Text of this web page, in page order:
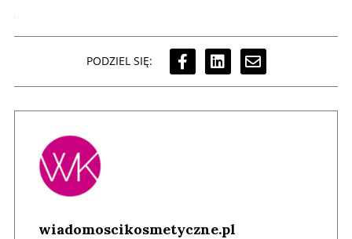
PODZIEL SIĘ:
wiadomoscikosmetyczne.pl